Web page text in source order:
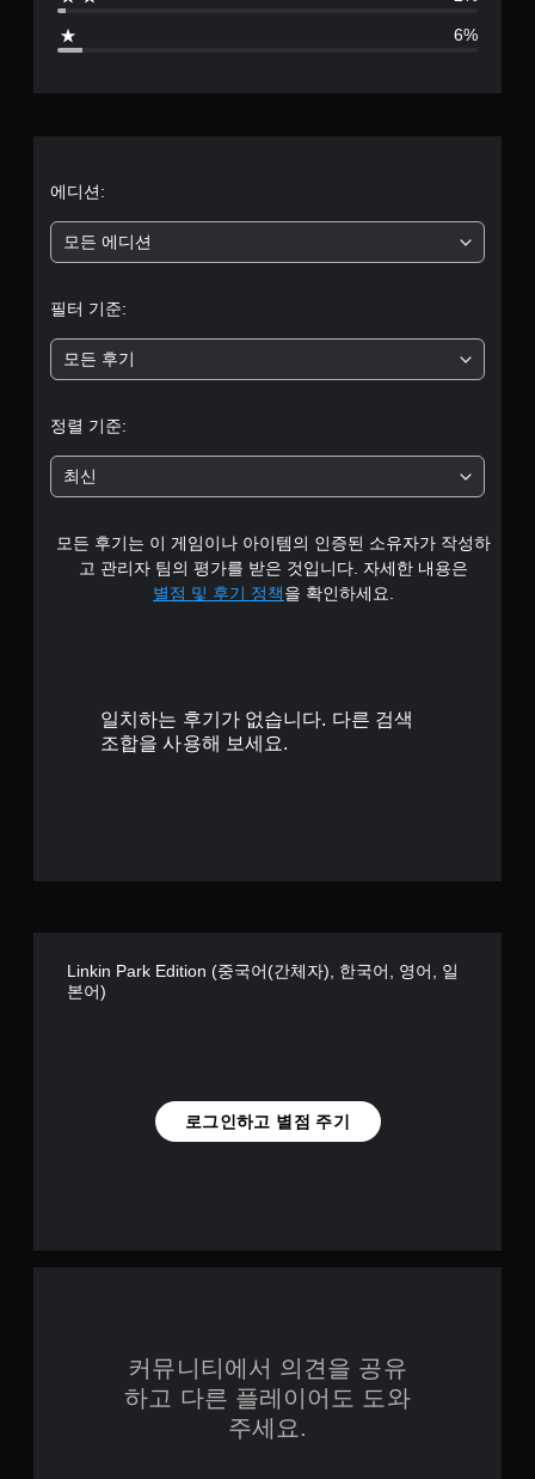
별
터
개
별
평
균
4
6%
에디션:
모든 에디션
필터 기준:
모든 후기
정렬 기준:
최신
모든 후기는 이 게임이나 아이템의 인증된 소유자가 작성하
고 관리자 팀의 평가를 받은 것입니다. 자세한 내용은
별점 및 후기 정책을 확인하세요.
일치하는 후기가 없습니다. 다른 검색
조합을 사용해 보세요.
Linkin Park Edition (중국어(간체자), 한국어, 영어, 일
본어)
로그인하고 별점 주기
커뮤니티에서 의견을 공유
하고 다른 플레이어도 도와
주세요.